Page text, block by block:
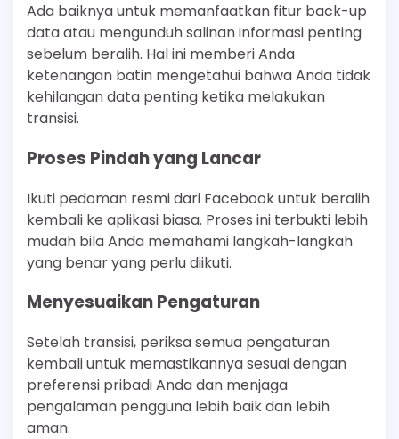
Ada baiknya untuk memanfaatkan fitur back-up
data atau mengunduh salinan informasi penting
sebelum beralih. Hal ini memberi Anda
ketenangan batin mengetahui bahwa Anda tidak
kehilangan data penting ketika melakukan
transisi.
Proses Pindah yang Lancar
Ikuti pedoman resmi dari Facebook untuk beralih
kembali ke aplikasi biasa. Proses ini terbukti lebih
mudah bila Anda memahami langkah-langkah
yang benar yang perlu diikuti.
Menyesuaikan Pengaturan
Setelah transisi, periksa semua pengaturan
kembali untuk memastikannya sesuai dengan
preferensi pribadi Anda dan menjaga
pengalaman pengguna lebih baik dan lebih
aman.